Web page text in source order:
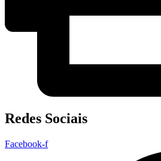
Redes Sociais
Facebook-f